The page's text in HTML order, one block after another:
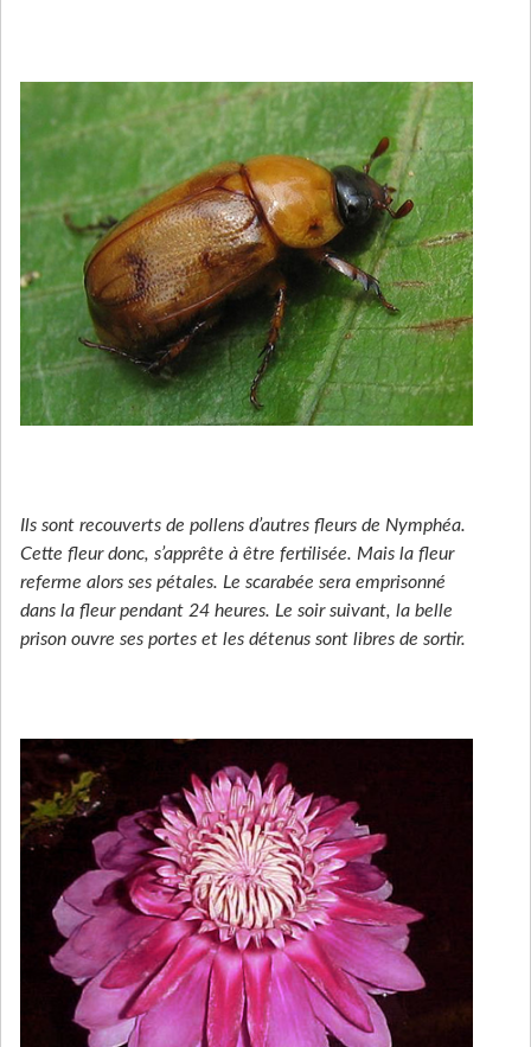
Ils sont recouverts de pollens d’autres fleurs de Nymphéa.
Cette fleur donc, s’apprête à être fertilisée. Mais la fleur
referme alors ses pétales. Le scarabée sera emprisonné
dans la fleur pendant 24 heures. Le soir suivant, la belle
prison ouvre ses portes et les détenus sont libres de sortir.